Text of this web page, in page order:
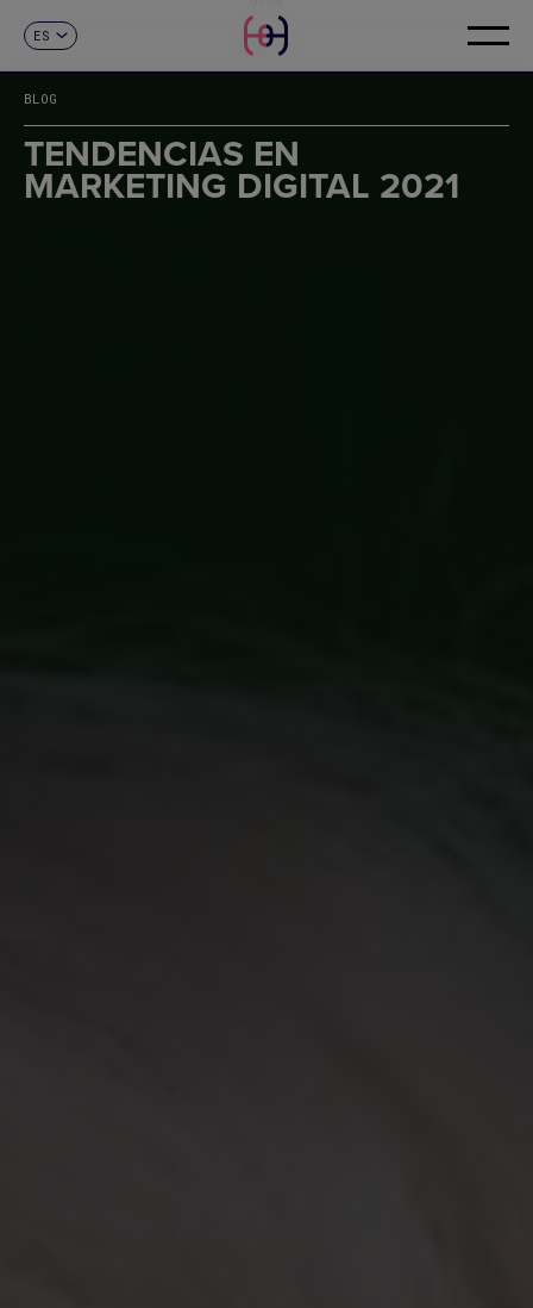
ES
FR
DE
IT
PT
CONTACTO
BLOG
TENDENCIAS EN
MARKETING DIGITAL 2021